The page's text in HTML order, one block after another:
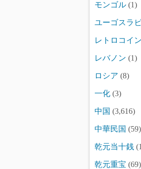
モンゴル (1)
ユーゴスラ
レトロコイ
レバノン (1)
ロシア (8)
一化 (3)
中国 (3,616)
中華民国 (59)
乾元当十銭
乾元重宝 (69)